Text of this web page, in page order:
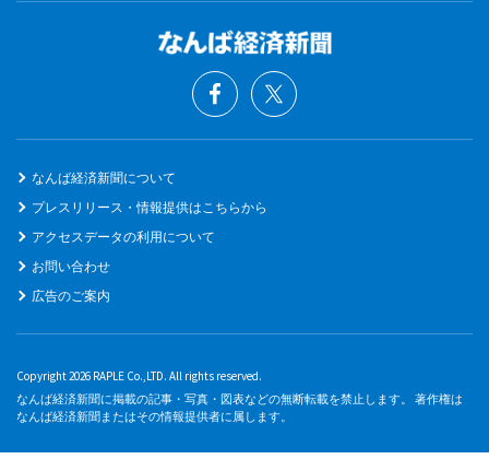
なんば経済新聞について
プレスリリース・情報提供はこちらから
アクセスデータの利用について
お問い合わせ
広告のご案内
Copyright 2026 RAPLE Co.,LTD. All rights reserved.
なんば経済新聞に掲載の記事・写真・図表などの無断転載を禁止します。 著作権は
なんば経済新聞またはその情報提供者に属します。